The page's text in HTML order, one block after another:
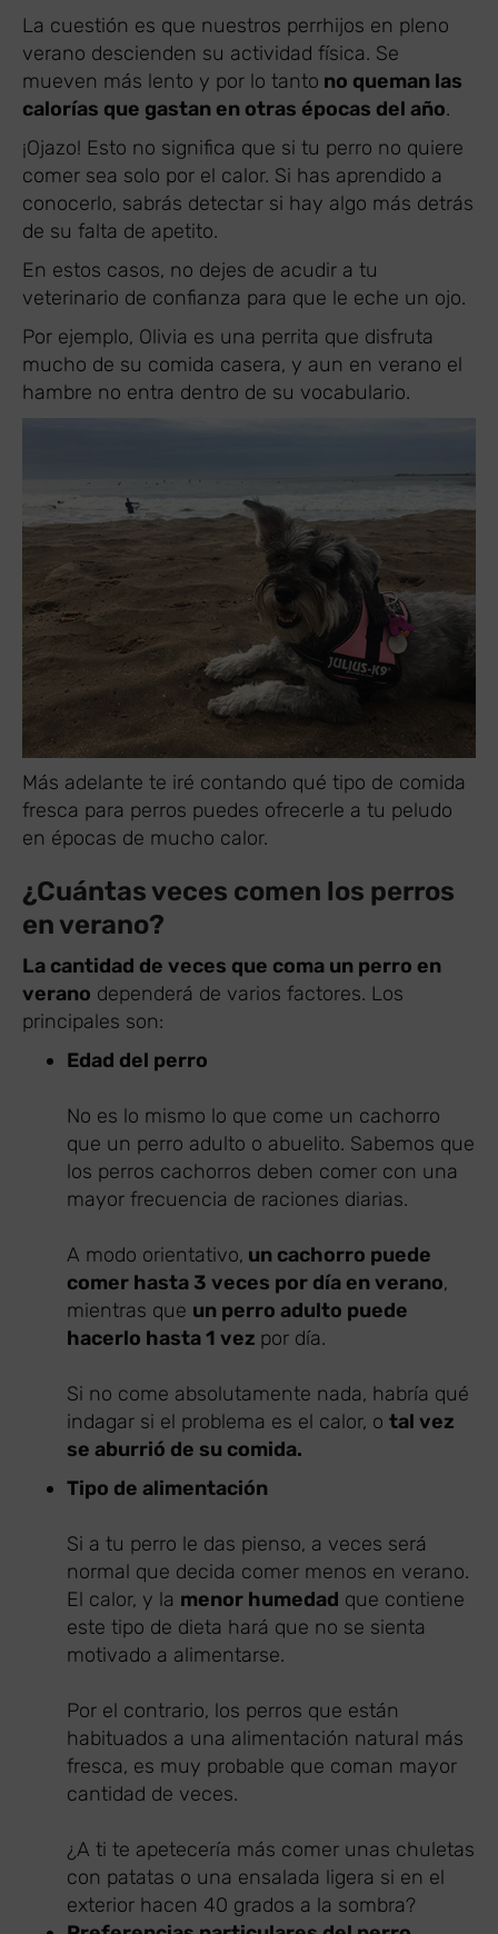
La cuestión es que nuestros perrhijos en pleno
verano descienden su actividad física. Se
mueven más lento y por lo tanto no queman las
calorías que gastan en otras épocas del año.
¡Ojazo! Esto no significa que si tu perro no quiere
comer sea solo por el calor. Si has aprendido a
conocerlo, sabrás detectar si hay algo más detrás
de su falta de apetito.
En estos casos, no dejes de acudir a tu
veterinario de confianza para que le eche un ojo.
Por ejemplo, Olivia es una perrita que disfruta
mucho de su comida casera, y aun en verano el
hambre no entra dentro de su vocabulario.
Más adelante te iré contando qué tipo de comida
fresca para perros puedes ofrecerle a tu peludo
en épocas de mucho calor.
¿Cuántas veces comen los perros
en verano?
La cantidad de veces que coma un perro en
verano dependerá de varios factores. Los
principales son:
Edad del perro
No es lo mismo lo que come un cachorro
que un perro adulto o abuelito. Sabemos que
los perros cachorros deben comer con una
mayor frecuencia de raciones diarias.
A modo orientativo, un cachorro puede
comer hasta 3 veces por día en verano,
mientras que un perro adulto puede
hacerlo hasta 1 vez por día.
Si no come absolutamente nada, habría qué
indagar si el problema es el calor, o tal vez
se aburrió de su comida.
Tipo de alimentación
Si a tu perro le das pienso, a veces será
normal que decida comer menos en verano.
El calor, y la menor humedad que contiene
este tipo de dieta hará que no se sienta
motivado a alimentarse.
Por el contrario, los perros que están
habituados a una alimentación natural más
fresca, es muy probable que coman mayor
cantidad de veces.
¿A ti te apetecería más comer unas chuletas
con patatas o una ensalada ligera si en el
exterior hacen 40 grados a la sombra?